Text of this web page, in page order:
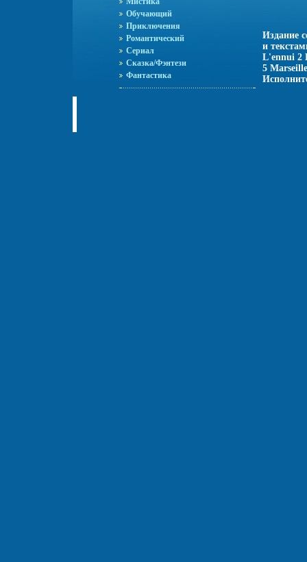
Обучающий
Приключения
Романтический
Сериал
Сказка/Фэнтези
Фантастика
Издание
и
L'ennui 2
5